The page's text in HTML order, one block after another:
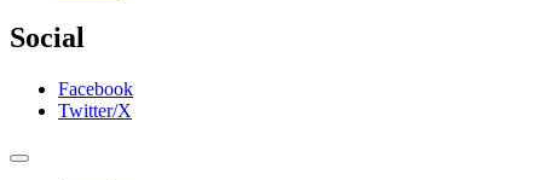
Social
Facebook
Twitter/X